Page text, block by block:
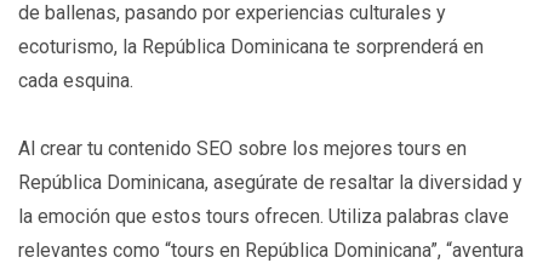
de ballenas, pasando por experiencias culturales y
ecoturismo, la República Dominicana te sorprenderá en
cada esquina.
Al crear tu contenido SEO sobre los mejores tours en
República Dominicana, asegúrate de resaltar la diversidad y
la emoción que estos tours ofrecen. Utiliza palabras clave
relevantes como “tours en República Dominicana”, “aventura